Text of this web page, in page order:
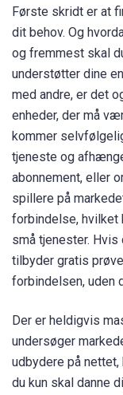
Første skridt er at
dit behov. Og
og fremmest skal
understøtter dine
med andre, er det
enheder, der må
kommer
tjeneste og
abonnement, eller
spillere på
forbindelse, hvilket
små tjenester.
tilbyder gratis
forbindelsen, uden
Der er heldigvis
undersøger
udbydere på
du kun skal danne